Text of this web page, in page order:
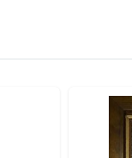
лоза). ●